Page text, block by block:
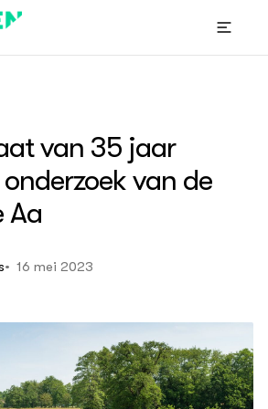
van 35 jaar
van de
Aa
16 mei 2023